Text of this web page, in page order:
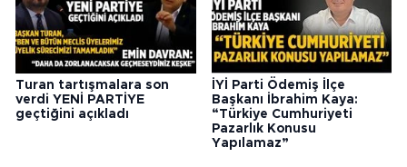
Turan tartışmalara son
verdi YENİ PARTİYE
geçtiğini açıkladı
İYİ Parti Ödemiş İlçe
Başkanı İbrahim Kaya:
“Türkiye Cumhuriyeti
Pazarlık Konusu
Yapılamaz”